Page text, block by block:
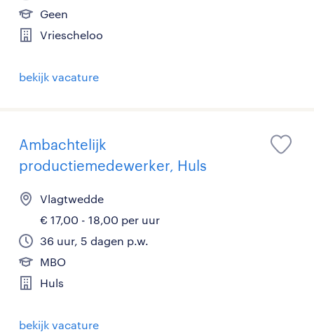
Geen
Vriescheloo
bekijk vacature
Ambachtelijk
productiemedewerker, Huls
Vlagtwedde
€ 17,00 - 18,00 per uur
36 uur, 5 dagen p.w.
MBO
Huls
bekijk vacature